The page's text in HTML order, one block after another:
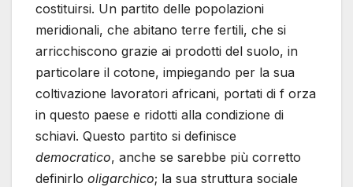
costituirsi. Un partito delle popolazioni
meridionali, che abitano terre fertili, che si
arricchiscono grazie ai prodotti del suolo, in
particolare il cotone, impiegando per la sua
coltivazione lavoratori africani, portati di f orza
in questo paese e ridotti alla condizione di
schiavi. Questo partito si definisce
democratico, anche se sarebbe più corretto
definirlo oligarchico; la sua struttura sociale